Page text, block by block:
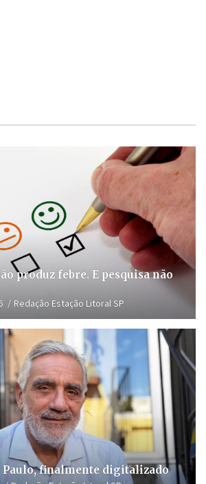
produz febre. E pesquisa não
Redação Estação Litoral SP
Paulo, finalmente digitalizado